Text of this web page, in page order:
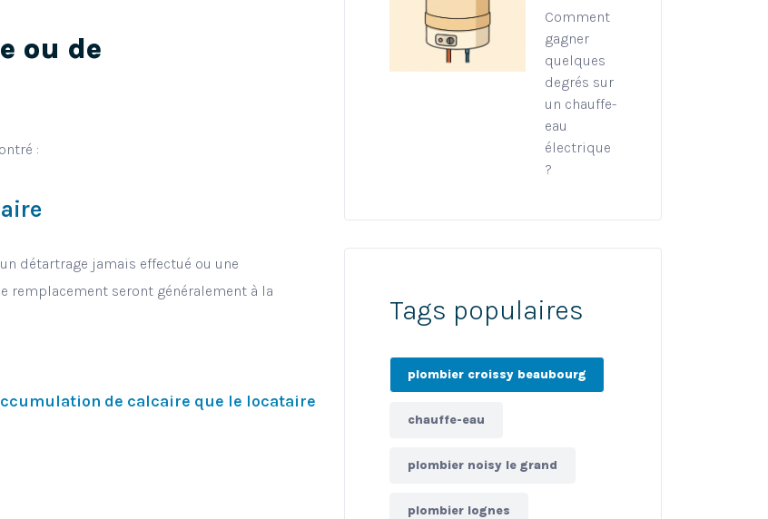
ou de
:
détartrage jamais effectué ou une
remplacement seront généralement à la
de calcaire que le locataire
Comment
gagner
quelques
degrés sur
un chauffe-
eau
électrique
?
Tags populaires
plombier croissy beaubourg
chauffe-eau
plombier noisy le grand
plombier lognes